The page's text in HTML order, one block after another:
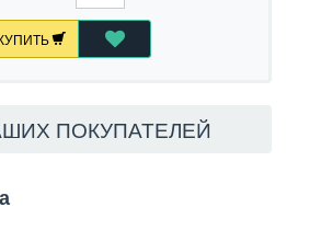
ПОКУПАТЕЛЕЙ